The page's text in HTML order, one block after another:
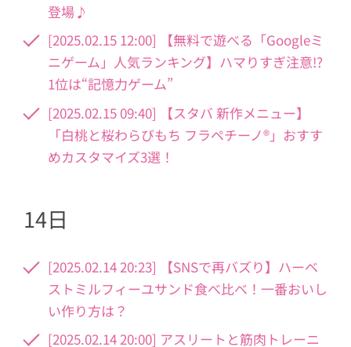
登場♪
[2025.02.15 12:00] 【無料で遊べる「Googleミ
ニゲーム」人気ランキング】ハマりすぎ注意!?
1位は“記憶力ゲーム”
[2025.02.15 09:40] 【スタバ 新作メニュー】
「白桃と桜わらびもち フラペチーノ®」おすす
めカスタマイズ3選！
14日
[2025.02.14 20:23] 【SNSで再バズり】ハーベ
ストミルフィーユサンド食べ比べ！一番おいし
い作り方は？
[2025.02.14 20:00] アスリートと筋肉トレーニ